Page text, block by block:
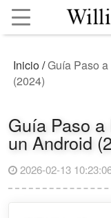
Inicio/Guía Paso
(2024)
Guía Paso
un Android
2026-02-13